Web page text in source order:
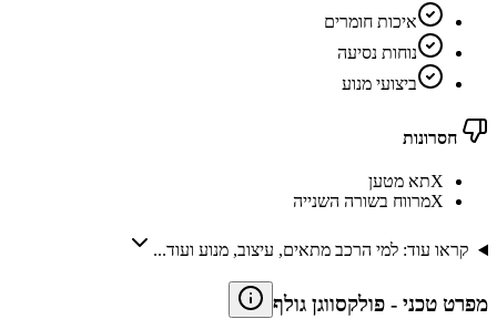
איכות חומרים
נוחות נסיעה
ביצועי מנוע
חסרונות
Xתא מטען
Xמרווח בשורה השנייה
קראו עוד: למי הרכב מתאים, עיצוב, מנוע ועוד...
מפרט טכני - פולקסווגן גולף